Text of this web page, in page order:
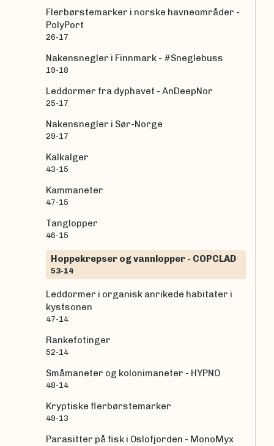
Flerbørstemarker i norske havneområder -
PolyPort
26-17
Nakensnegler i Finnmark - #Sneglebuss
19-18
Leddormer fra dyphavet - AnDeepNor
25-17
Nakensnegler i Sør-Norge
29-17
Kalkalger
43-15
Kammaneter
47-15
Tanglopper
46-15
Hoppekrepser og vannlopper - COPCLAD
53-14
Leddormer i organisk anrikede habitater i
kystsonen
47-14
Rankefotinger
52-14
Småmaneter og kolonimaneter - HYPNO
48-14
Kryptiske flerbørstemarker
49-13
Parasitter på fisk i Oslofjorden - MonoMyx